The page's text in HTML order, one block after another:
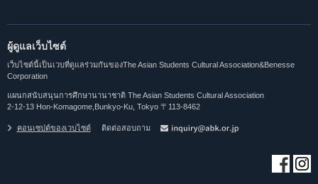
ผู้ดูแลเว็บไซต์
เว็บไซต์นี้เป็นเวบที่ดูแลร่วมกันของThe Asian Students Cultural Association&Benesse
Corporation
แผนกสนับสนุนการศึกษานานาชาติ The Asian Students Cultural Association
2-12-13 Hon-Komagome,Bunkyo-Ku, Tokyo 〒113-8462
คอนเซปต์ของเวบไซต์ ติดต่อสอบถาม